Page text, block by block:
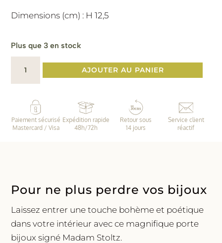
Dimensions (cm) : H 12,5
Plus que 3 en stock
quantité
Porte
bijoux
Madam
AJOUTER AU PANIER
Paiement sécurisé
Mastercard / Visa
Expédition rapide
48h/72h
Retour sous
14 jours
Service client
réactif
Pour ne plus perdre vos bijoux
Laissez entrer une touche bohème et poétique
dans votre intérieur avec ce magnifique porte
bijoux signé Madam Stoltz.